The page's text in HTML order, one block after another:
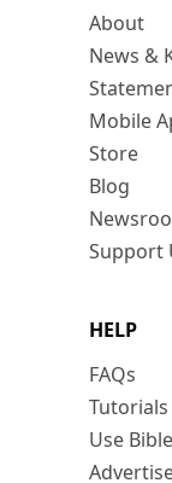
About
News &
Mobile
Store
Blog
Support
HELP
FAQs
Tutorials
Use